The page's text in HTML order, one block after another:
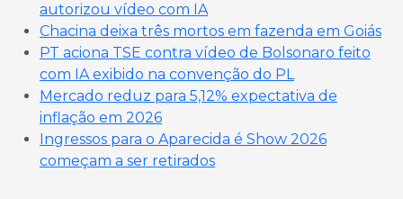
autorizou vídeo com IA
Chacina deixa três mortos em fazenda em Goiás
PT aciona TSE contra vídeo de Bolsonaro feito
com IA exibido na convenção do PL
Mercado reduz para 5,12% expectativa de
inflação em 2026
Ingressos para o Aparecida é Show 2026
começam a ser retirados